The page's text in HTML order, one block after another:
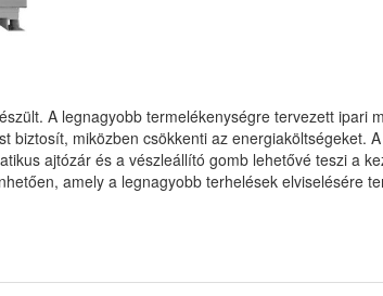
A legnagyobb termelékenységre tervezett ipari
biztosít, miközben csökkenti az energiaköltségeket.
ajtózár és a vészleállító gomb lehetővé teszi a
amely a legnagyobb terhelések elviselésére